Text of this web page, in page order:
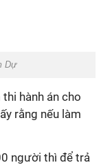
Dự
hành án cho
rằng nếu làm
người thì để trả